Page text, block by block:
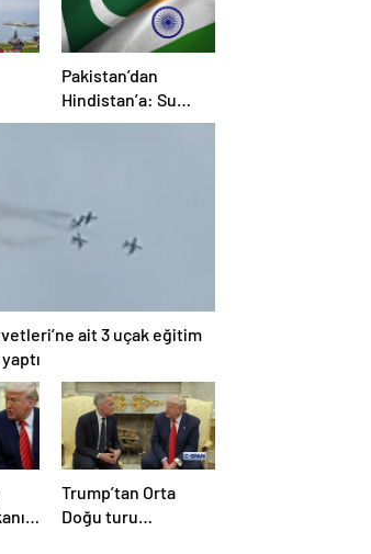
kriz
Pakistan’dan
Hindistan’a: Su
bizim kırmızı
ait 3 uçak eğitim
Trump’tan Orta
Doğu turu